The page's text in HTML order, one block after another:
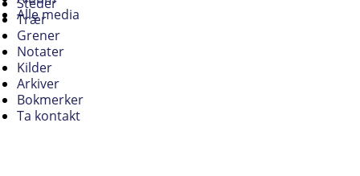
Alle media
Trær
Grener
Notater
Kilder
Arkiver
Bokmerker
Ta kontakt